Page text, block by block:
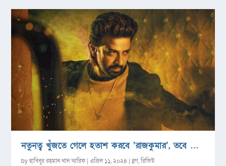
নতুনত্ব খুঁজতে গেলে হতাশ করবে ‘রাজকুমার’, তবে …
byহাবিবুর রহমান খান আরিফ|এপ্রিল ১১, ২০২৪ |ব্লগ,রিভিউ